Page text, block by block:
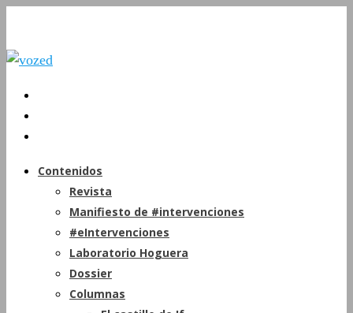
Contenidos
Revista
Manifiesto de #intervenciones
#eIntervenciones
Laboratorio Hoguera
Dossier
Columnas